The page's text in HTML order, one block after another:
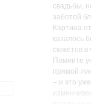
свадьбы,
заботой
Картина
казалось
сюжетов в
Помните
прямой
– и это